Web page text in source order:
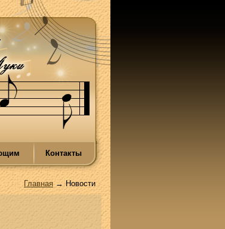
Контакты
Главная → Новости